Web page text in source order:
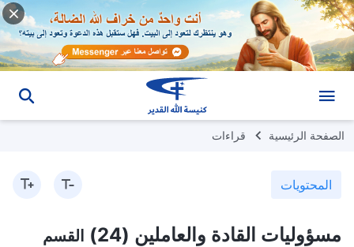
الصفحة الرئيسية قراءات
المحتويات
مسؤوليات القادة والعاملين (24)
القسم